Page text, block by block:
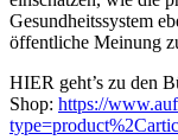
Gesundheitssystem
öffentliche Meinung
HIER geht’s zu den
Shop: https://